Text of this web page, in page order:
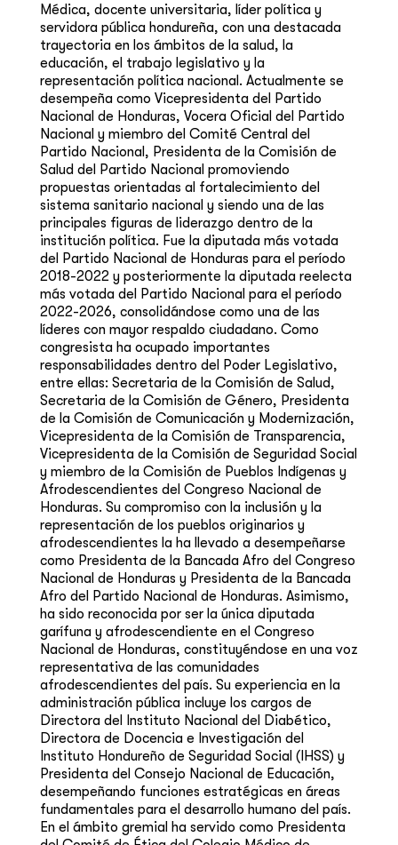
Médica, docente universitaria, líder política y
servidora pública hondureña, con una destacada
trayectoria en los ámbitos de la salud, la
educación, el trabajo legislativo y la
representación política nacional. Actualmente se
desempeña como Vicepresidenta del Partido
Nacional de Honduras, Vocera Oficial del Partido
Nacional y miembro del Comité Central del
Partido Nacional, Presidenta de la Comisión de
Salud del Partido Nacional promoviendo
propuestas orientadas al fortalecimiento del
sistema sanitario nacional y siendo una de las
principales figuras de liderazgo dentro de la
institución política. Fue la diputada más votada
del Partido Nacional de Honduras para el período
2018-2022 y posteriormente la diputada reelecta
más votada del Partido Nacional para el período
2022-2026, consolidándose como una de las
líderes con mayor respaldo ciudadano. Como
congresista ha ocupado importantes
responsabilidades dentro del Poder Legislativo,
entre ellas: Secretaria de la Comisión de Salud,
Secretaria de la Comisión de Género, Presidenta
de la Comisión de Comunicación y Modernización,
Vicepresidenta de la Comisión de Transparencia,
Vicepresidenta de la Comisión de Seguridad Social
y miembro de la Comisión de Pueblos Indígenas y
Afrodescendientes del Congreso Nacional de
Honduras. Su compromiso con la inclusión y la
representación de los pueblos originarios y
afrodescendientes la ha llevado a desempeñarse
como Presidenta de la Bancada Afro del Congreso
Nacional de Honduras y Presidenta de la Bancada
Afro del Partido Nacional de Honduras. Asimismo,
ha sido reconocida por ser la única diputada
garífuna y afrodescendiente en el Congreso
Nacional de Honduras, constituyéndose en una voz
representativa de las comunidades
afrodescendientes del país. Su experiencia en la
administración pública incluye los cargos de
Directora del Instituto Nacional del Diabético,
Directora de Docencia e Investigación del
Instituto Hondureño de Seguridad Social (IHSS) y
Presidenta del Consejo Nacional de Educación,
desempeñando funciones estratégicas en áreas
fundamentales para el desarrollo humano del país.
En el ámbito gremial ha servido como Presidenta